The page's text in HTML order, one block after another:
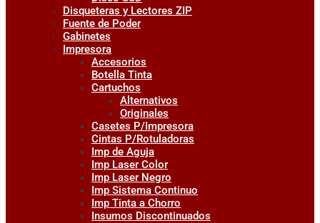
Disqueteras y Lectores ZIP
Fuente de Poder
Gabinetes
Impresora
Accesorios
Botella Tinta
Cartuchos
Alternativos
Originales
Casetes P/Impresora
Cintas P/Rotuladoras
Imp de Aguja
Imp Laser Color
Imp Laser Negro
Imp Sistema Continuo
Imp Tinta a Chorro
Insumos Discontinuados